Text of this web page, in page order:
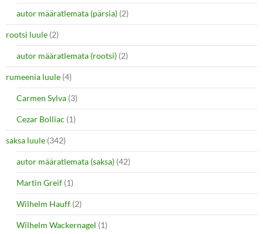
autor määratlemata (pärsia) (2)
rootsi luule (2)
autor määratlemata (rootsi) (2)
rumeenia luule (4)
Carmen Sylva (3)
Cezar Bolliac (1)
saksa luule (342)
autor määratlemata (saksa) (42)
Martin Greif (1)
Wilhelm Hauff (2)
Wilhelm Wackernagel (1)